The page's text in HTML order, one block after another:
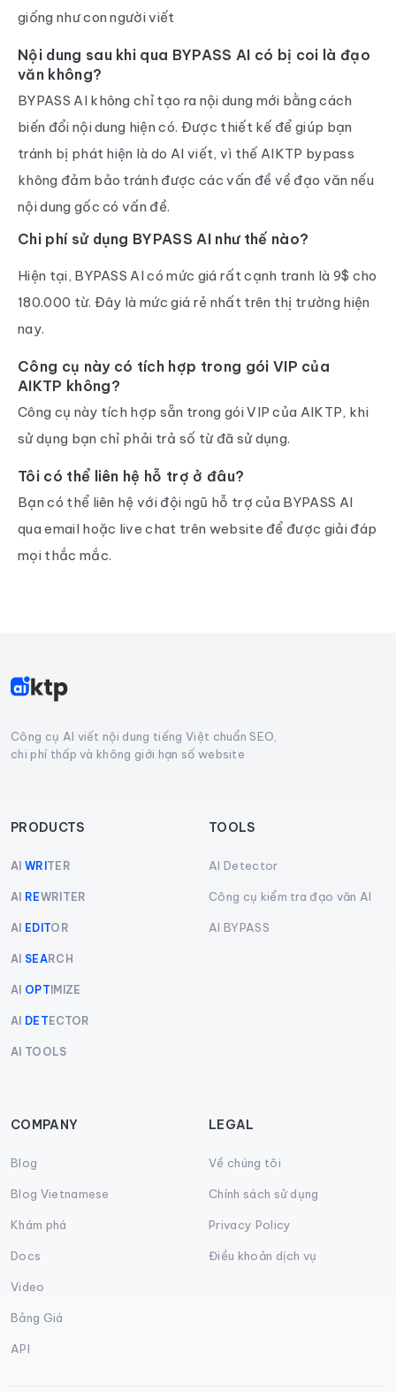
giống như con người viết
Nội dung sau khi qua BYPASS AI có bị coi là đạo
văn không?
BYPASS AI không chỉ tạo ra nội dung mới bằng cách
biến đổi nội dung hiện có. Được thiết kế để giúp bạn
tránh bị phát hiện là do AI viết, vì thế AIKTP bypass
không đảm bảo tránh được các vấn đề về đạo văn nếu
nội dung gốc có vấn đề.
Chi phí sử dụng BYPASS AI như thế nào?
Hiện tại, BYPASS AI có mức giá rất cạnh tranh là 9$ cho
180.000 từ. Đây là mức giá rẻ nhất trên thị trường hiện
nay.
Công cụ này có tích hợp trong gói VIP của
AIKTP không?
Công cụ này tích hợp sẵn trong gói VIP của AIKTP, khi
sử dụng bạn chỉ phải trả số từ đã sử dụng.
Tôi có thể liên hệ hỗ trợ ở đâu?
Bạn có thể liên hệ với đội ngũ hỗ trợ của BYPASS AI
qua email hoặc live chat trên website để được giải đáp
mọi thắc mắc.
Công cụ AI viết nội dung tiếng Việt chuẩn SEO,
chi phí thấp và không giới hạn số website
PRODUCTS
AI WRI TER
AI REWRITER
AI EDITOR
AI SEARCH
AI OPT IMIZE
AI DET ECTOR
AI TOOLS
TOOLS
AI Detector
Công cụ kiểm tra đạo văn AI
AI BYPASS
COMPANY
Blog
Blog Vietnamese
Khám phá
Docs
Video
Bảng Giá
API
LEGAL
Về chúng tôi
Chính sách sử dụng
Privacy Policy
Điều khoản dịch vụ